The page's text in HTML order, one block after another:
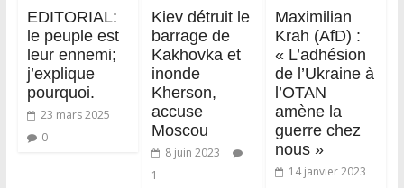
EDITORIAL:
le peuple est
leur ennemi;
j’explique
pourquoi.
23 mars 2025
0
Kiev détruit le
barrage de
Kakhovka et
inonde
Kherson,
accuse
Moscou
8 juin 2023
1
Maximilian
Krah (AfD) :
« L’adhésion
de l’Ukraine à
l’OTAN
amène la
guerre chez
nous »
14 janvier 2023